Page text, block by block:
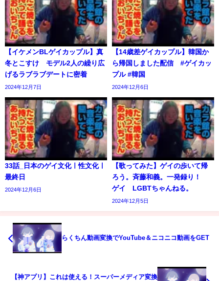
【イケメンBLゲイカップル】真
冬とこすけ モデル2人の繰り広
げるラブラブデートに密着
2024年12月7日
【14歳差ゲイカップル】韓国か
ら帰国しました配信 #ゲイカッ
プル #韓国
2024年12月6日
33話_日本のゲイ文化ㅣ性文化ㅣ
最終日
2024年12月6日
【歌ってみた】ゲイの歩いて帰
ろう。斉藤和義。一発録り！
ゲイ LGBTちゃんねる。
2024年12月5日
らくちん動画変換でYouTube＆ニコニコ動画をGET
【神アプリ】これは使える！スーパーメディア変換